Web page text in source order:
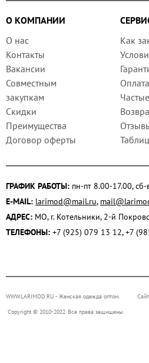
О КОМПАНИИ
О нас
Контакты
Вакансии
Совместным
закупкам
Скидки
Преимущества
Договор оферты
Как
Оплата
ГРАФИК РАБОТЫ: пн-пт 8.00-17.00,
E-MAIL: larimod@mail.ru,
АДРЕС: МО, г. Котельники, 2-й
ТЕЛЕФОНЫ: +7 (925) 079 13 12, +7
WWW.LARIMOD.RU - Женская одежда оптом.
Copyright © 2010-2022. Все права защищены.